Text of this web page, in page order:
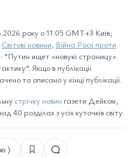
року о 11:05 GMT+3 Київ;
Світові новини, Війна Росії проти
"Путин ищет «новую страницу»
Якщо в публікації
та описано у кінці публікації.
стрічку новин газети Дейком,
40 розділах з усіх куточків світу.
⟩